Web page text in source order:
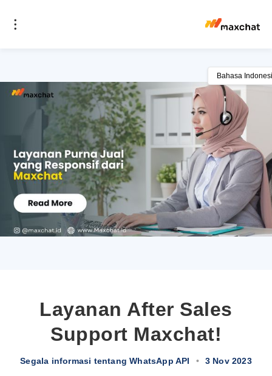
Layanan After Sales
Support Maxchat!
Segala informasi tentang WhatsApp API • 3 Nov 2023